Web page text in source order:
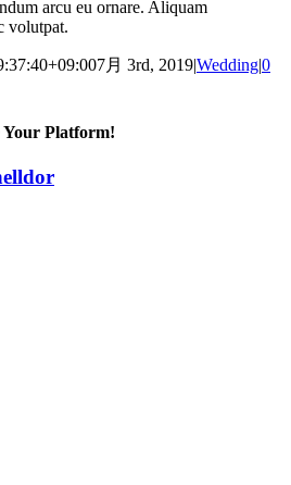
arcu eu ornare. Aliquam
volutpat.
7月 3rd, 2019|Wedding|0
Your Platform!